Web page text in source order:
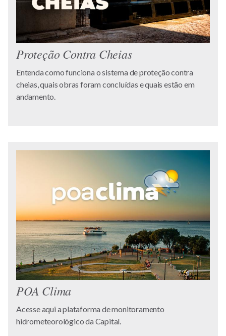
Proteção Contra Cheias
Entenda como funciona o sistema de proteção contra
cheias, quais obras foram concluídas e quais estão em
andamento.
POA Clima
Acesse aqui a plataforma de monitoramento
hidrometeorológico da Capital.